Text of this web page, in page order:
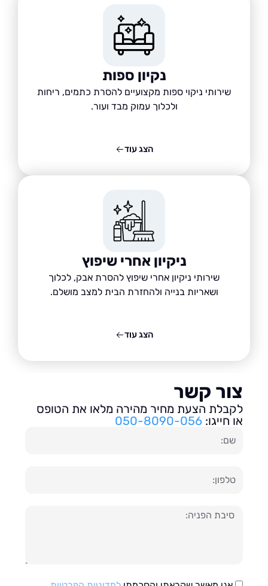
נקיון ספות
שירותי ניקוי ספות מקצועיים להסרת כתמים, ריחות
ולכלוך עמוק מבד ועור.
ניקיון אחרי שיפוץ
שירותי ניקיון אחרי שיפוץ להסרת אבק, לכלוך
ושאריות בנייה ולהחזרת הבית למצב מושלם.
קשר
הצעת מחיר מהירה מלאו את הטופס
חייגו:050-8090-056